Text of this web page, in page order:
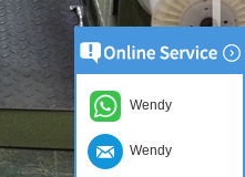
Wendy
Wendy